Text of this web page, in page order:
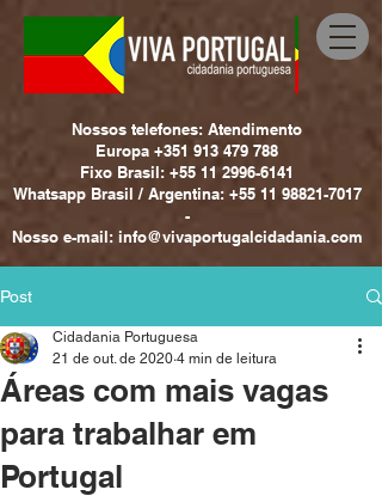
Nossos telefones: Atendimento
Europa +351 913 479 788
Fixo Brasil: +55 11 2996-6141
Whatsapp Brasil / Argentina: +55 11 98821-7017
-
Nosso e-mail: info@vivaportugalcidadania.com
Post
Áreas com mais vagas
para trabalhar em
Portugal
Cidadania Portuguesa
21 de out. de 2020 4 min de leitura